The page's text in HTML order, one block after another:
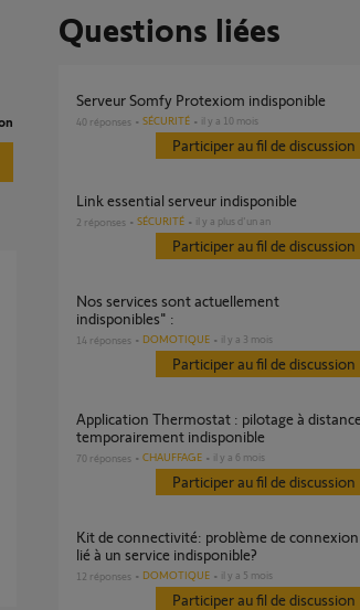
Questions liées
Serveur Somfy Protexiom indisponible
40 réponses SÉCURITÉ il y a 10 mois
Participer au fil de discussion
Link essential serveur indisponible
2 réponses SÉCURITÉ il y a plus d'un an
Participer au fil de discussion
nos services sont actuellement
indisponibles" :
14 réponses DOMOTIQUE il y a 3 mois
Participer au fil de discussion
Application Thermostat : pilotage à distance
temporairement indisponible
70 réponses CHAUFFAGE il y a 6 mois
Participer au fil de discussion
Kit de connectivité: problème de connexion
lié à un service indisponible?
12 réponses DOMOTIQUE il y a 5 mois
Participer au fil de discussion